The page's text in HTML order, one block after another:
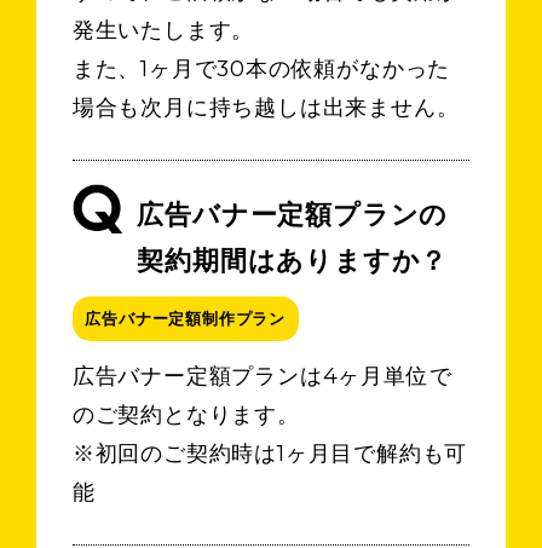
発生いたします。
また、1ヶ月で30本の依頼がなかった
場合も次月に持ち越しは出来ません。
広告バナー定額プランの
契約期間はありますか？
広告バナー定額制作プラン
広告バナー定額プランは4ヶ月単位で
のご契約となります。
※初回のご契約時は1ヶ月目で解約も可
能